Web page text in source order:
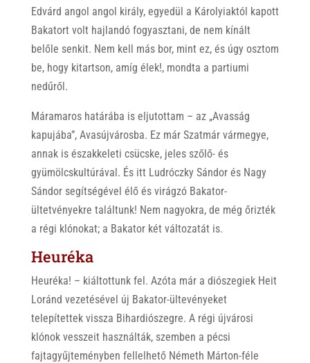
Edvárd angol angol király, egyedül a Károlyiaktól kapott
Bakatort volt hajlandó fogyasztani, de nem kínált
belőle senkit. Nem kell más bor, mint ez, és úgy osztom
be, hogy kitartson, amíg élek!, mondta a partiumi
nedűről.
Máramaros határába is eljutottam – az „Avasság
kapujába”, Avasújvárosba. Ez már Szatmár vármegye,
annak is északkeleti csücske, jeles szőlő- és
gyümölcskultúrával. És itt Ludróczky Sándor és Nagy
Sándor segítségével élő és virágzó Bakator-
ültetvényekre találtunk! Nem nagyokra, de még őrizték
a régi klónokat; a Bakator két változatát is.
Heuréka
Heuréka! – kiáltottunk fel. Azóta már a diószegiek Heit
Loránd vezetésével új Bakator-ültevényeket
telepítettek vissza Bihardiószegre. A régi újvárosi
klónok vesszeit használták, szemben a pécsi
fajtagyűjteményben fellelhető Németh Márton-féle